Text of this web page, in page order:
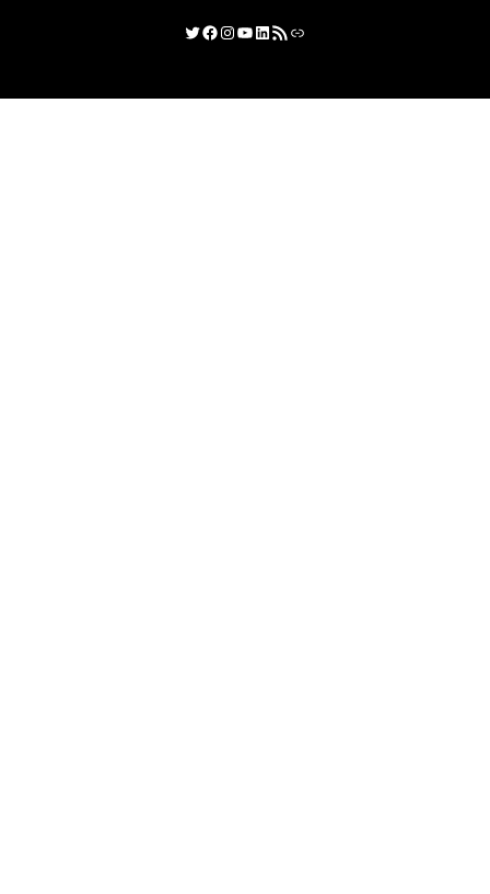
X Facebook
Instagram
YouTube
LinkedIn
RSS 資訊提供連結